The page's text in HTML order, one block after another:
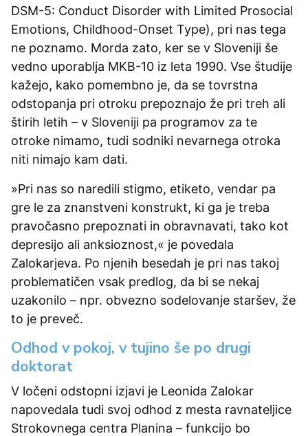
DSM-5: Conduct Disorder with Limited Prosocial
Emotions, Childhood-Onset Type), pri nas tega
ne poznamo. Morda zato, ker se v Sloveniji še
vedno uporablja MKB-10 iz leta 1990. Vse študije
kažejo, kako pomembno je, da se tovrstna
odstopanja pri otroku prepoznajo že pri treh ali
štirih letih – v Sloveniji pa programov za te
otroke nimamo, tudi sodniki nevarnega otroka
niti nimajo kam dati.
»Pri nas so naredili stigmo, etiketo, vendar pa
gre le za znanstveni konstrukt, ki ga je treba
pravočasno prepoznati in obravnavati, tako kot
depresijo ali anksioznost,« je povedala
Zalokarjeva. Po njenih besedah je pri nas takoj
problematičen vsak predlog, da bi se nekaj
uzakonilo – npr. obvezno sodelovanje staršev, že
to je preveč.
Odhod v pokoj, v tujino še po drugi
doktorat
V ločeni odstopni izjavi je Leonida Zalokar
napovedala tudi svoj odhod z mesta ravnateljice
Strokovnega centra Planina – funkcijo bo